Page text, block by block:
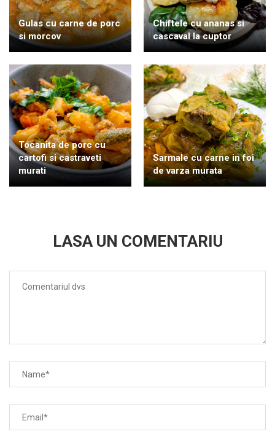
Gulas cu carne de porc
si morcov
Chiftele cu ananas si
cascaval la cuptor
Tocanita de porc cu
cartofi si castraveti
murati
Sarmale cu carne in foi
de varza murata
LASA UN COMENTARIU